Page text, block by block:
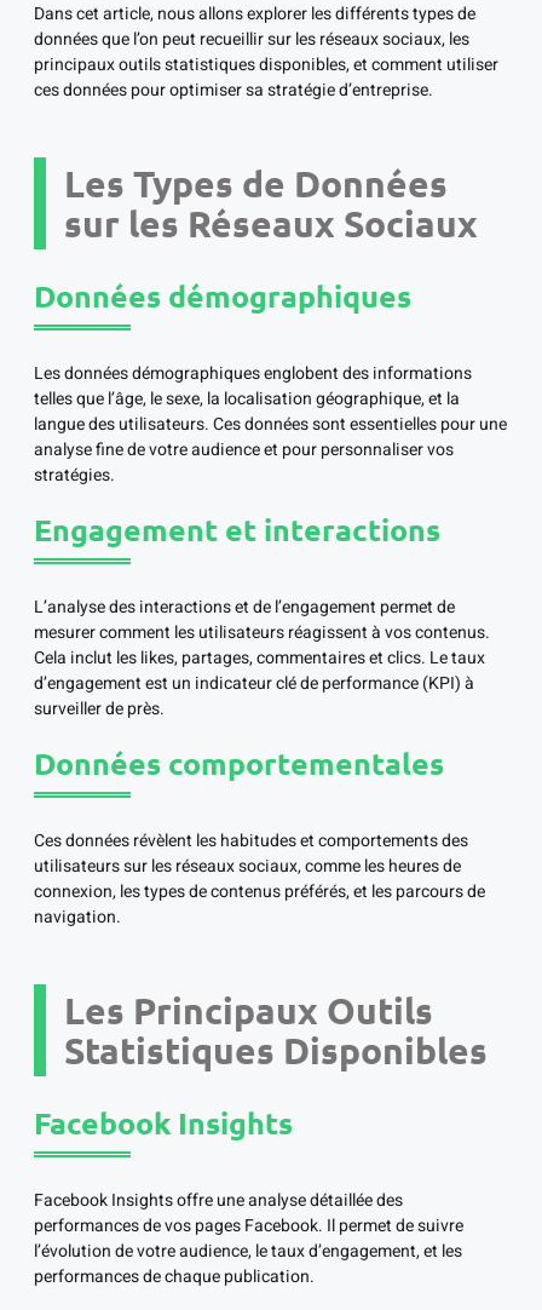
Dans cet article, nous allons explorer les différents types de
données que l’on peut recueillir sur les réseaux sociaux, les
principaux outils statistiques disponibles, et comment utiliser
ces données pour optimiser sa stratégie d’entreprise.
Les Types de Données
sur les Réseaux Sociaux
Données démographiques
Les données démographiques englobent des informations
telles que l’âge, le sexe, la localisation géographique, et la
langue des utilisateurs. Ces données sont essentielles pour une
analyse fine de votre audience et pour personnaliser vos
stratégies.
Engagement et interactions
L’analyse des interactions et de l’engagement permet de
mesurer comment les utilisateurs réagissent à vos contenus.
Cela inclut les likes, partages, commentaires et clics. Le taux
d’engagement est un indicateur clé de performance (KPI) à
surveiller de près.
Données comportementales
Ces données révèlent les habitudes et comportements des
utilisateurs sur les réseaux sociaux, comme les heures de
connexion, les types de contenus préférés, et les parcours de
navigation.
Les Principaux Outils
Statistiques Disponibles
Facebook Insights
Facebook Insights offre une analyse détaillée des
performances de vos pages Facebook. Il permet de suivre
l’évolution de votre audience, le taux d’engagement, et les
performances de chaque publication.